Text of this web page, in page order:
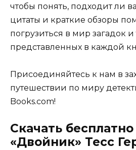
чтобы понять, подходит ли
цитаты и краткие обзоры
погрузиться в мир загадок и
представленных в каждой
Присоединяйтесь к нам в
путешествии по миру
Books.com!
Скачать
«Двойник» Тесс